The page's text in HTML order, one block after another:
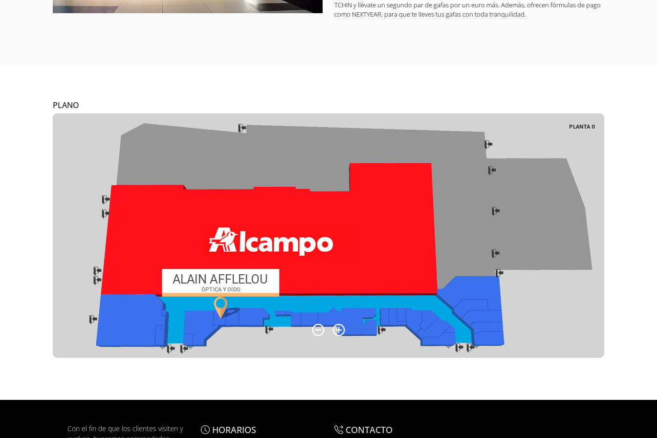
TCHIN y llévate un segundo par de gafas por un euro más. Además, ofrecen fórmulas de pago
como NEXTYEAR, para que te lleves tus gafas con toda tranquilidad.
PLANO
Con el fin de que los clientes visiten y
HORARIOS CONTACTO